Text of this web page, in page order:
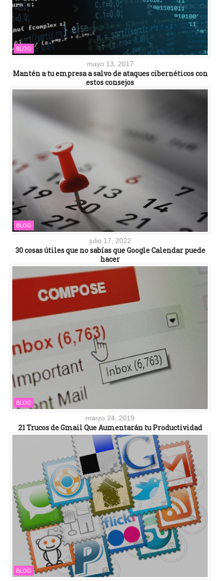
BLOG
mayo 13, 2017
Mantén a tu empresa a salvo de ataques cibernéticos con
estos consejos
BLOG
julio 17, 2022
30 cosas útiles que no sabías que Google Calendar puede
hacer
BLOG
marzo 24, 2019
21 Trucos de Gmail Que Aumentarán tu Productividad
BLOG